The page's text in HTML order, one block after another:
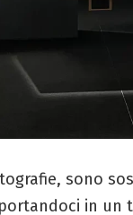
sono
in un